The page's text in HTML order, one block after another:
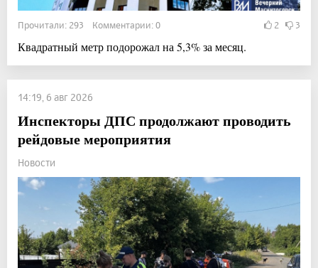
Прочитали: 293 Комментарии: 0 2 3
Квадратный метр подорожал на 5,3% за месяц.
14:19, 6 авг 2026
Инспекторы ДПС продолжают проводить
рейдовые мероприятия
Новости